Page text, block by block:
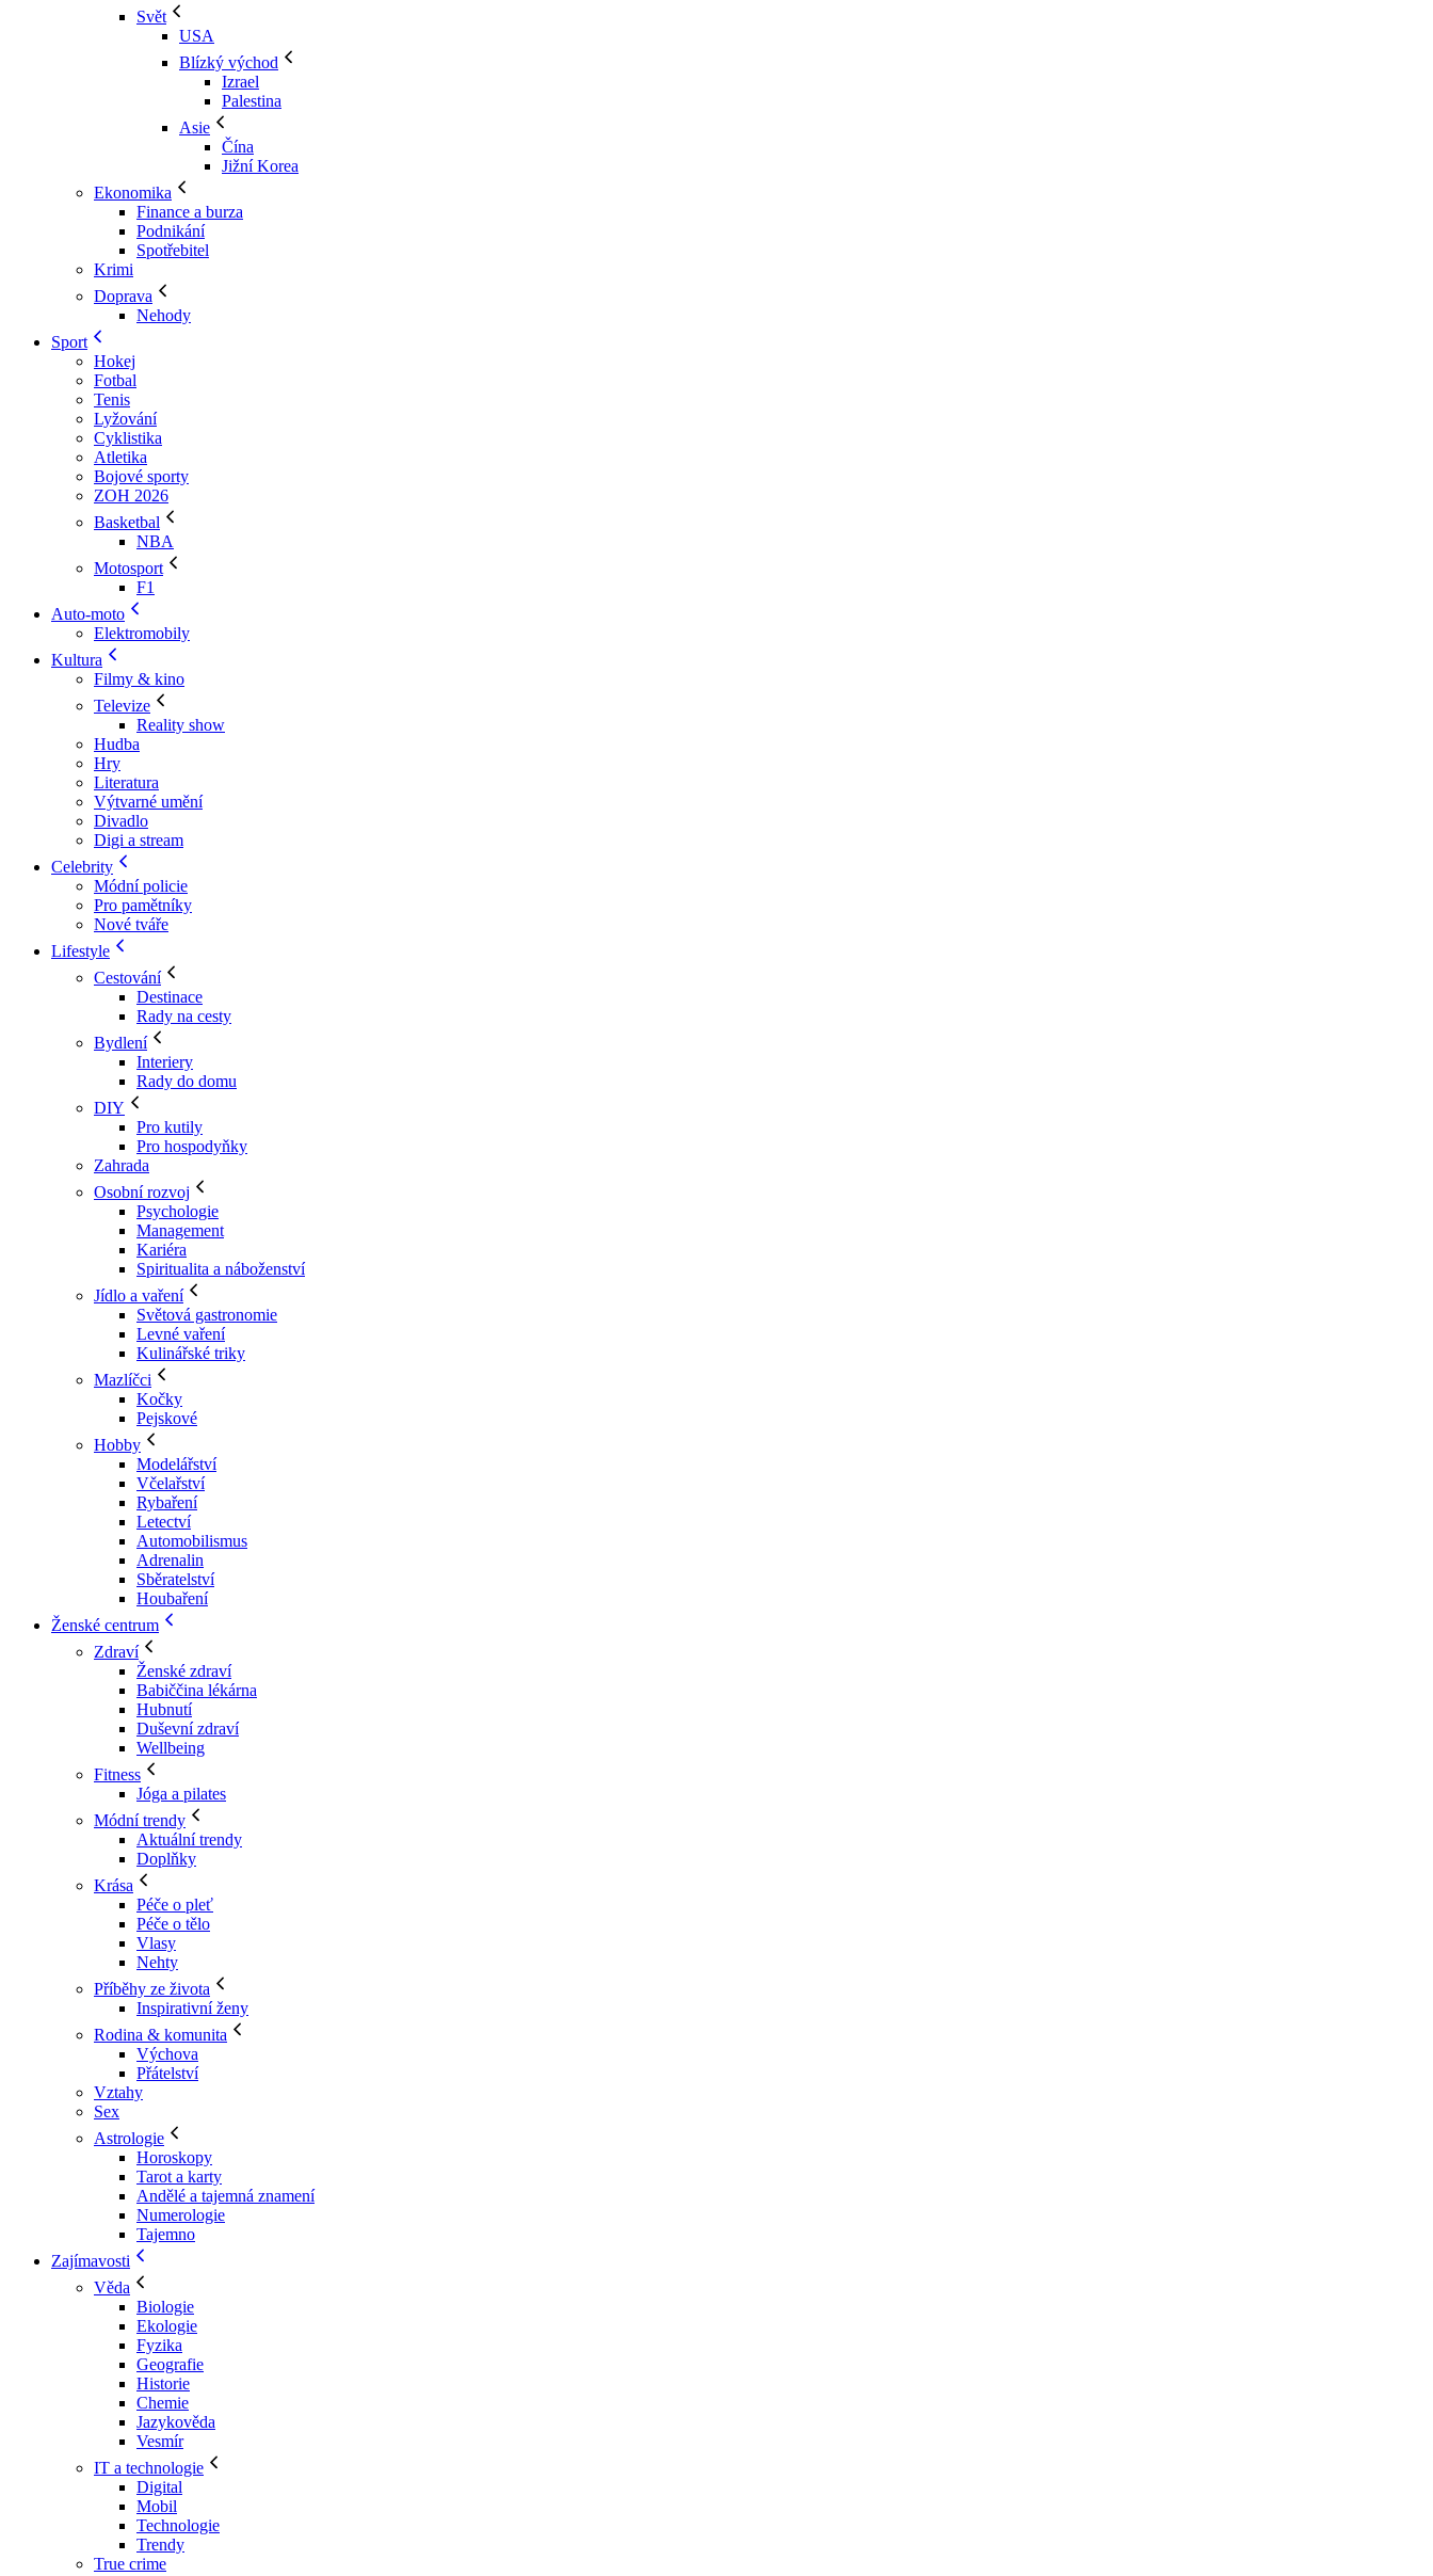
Svět
USA
Blízký východ
Izrael
Palestina
Asie
Čína
Jižní Korea
Ekonomika
Finance a burza
Podnikání
Spotřebitel
Krimi
Doprava
Nehody
Sport
Hokej
Fotbal
Tenis
Lyžování
Cyklistika
Atletika
Bojové sporty
ZOH 2026
Basketbal
NBA
Motosport
F1
Auto-moto
Elektromobily
Kultura
Filmy & kino
Televize
Reality show
Hudba
Hry
Literatura
Výtvarné umění
Divadlo
Digi a stream
Celebrity
Módní policie
Pro pamětníky
Nové tváře
Lifestyle
Cestování
Destinace
Rady na cesty
Bydlení
Interiery
Rady do domu
DIY
Pro kutily
Pro hospodyňky
Zahrada
Osobní rozvoj
Psychologie
Management
Kariéra
Spiritualita a náboženství
Jídlo a vaření
Světová gastronomie
Levné vaření
Kulinářské triky
Mazlíčci
Kočky
Pejskové
Hobby
Modelářství
Včelařství
Rybaření
Letectví
Automobilismus
Adrenalin
Sběratelství
Houbaření
Ženské centrum
Zdraví
Ženské zdraví
Babiččina lékárna
Hubnutí
Duševní zdraví
Wellbeing
Fitness
Jóga a pilates
Módní trendy
Aktuální trendy
Doplňky
Krása
Péče o pleť
Péče o tělo
Vlasy
Nehty
Příběhy ze života
Inspirativní ženy
Rodina & komunita
Výchova
Přátelství
Vztahy
Sex
Astrologie
Horoskopy
Tarot a karty
Andělé a tajemná znamení
Numerologie
Tajemno
Zajímavosti
Věda
Biologie
Ekologie
Fyzika
Geografie
Historie
Chemie
Jazykověda
Vesmír
IT a technologie
Digital
Mobil
Technologie
Trendy
True crime